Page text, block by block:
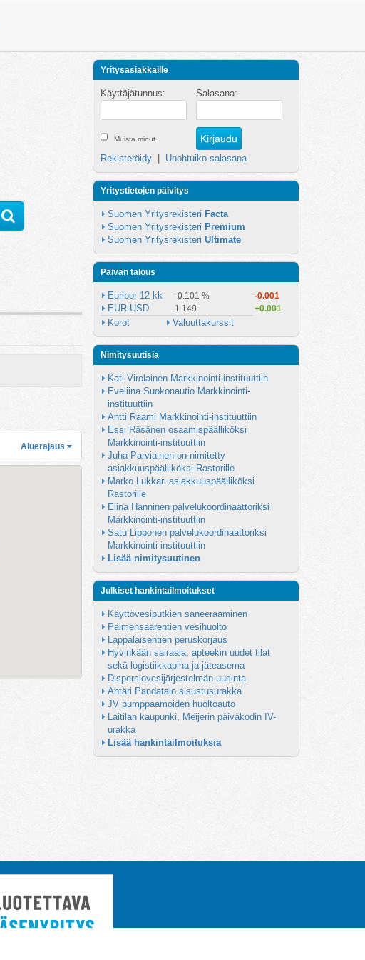
Aluerajaus
Yritysasiakkaille
Käyttäjätunnus: Salasana:
Muista minut
Rekisteröidy Unohtuiko salasana
Yritystietojen päivitys
Suomen Yritysrekisteri Facta
Suomen Yritysrekisteri Premium
Suomen Yritysrekisteri Ultimate
Päivän talous
Euribor 12 kk -0.101 % -0.001
EUR-USD 1.149 +0.001
Korot Valuuttakurssit
Nimitysuutisia
Kati Virolainen Markkinointi-instituuttiin
Eveliina Suokonautio Markkinointi-
instituuttiin
Antti Raami Markkinointi-instituuttiin
Essi Räsänen osaamispäälliköksi
Markkinointi-instituuttiin
Juha Parviainen on nimitetty
asiakkuuspäälliköksi Rastorille
Marko Lukkari asiakkuuspäälliköksi
Rastorille
Elina Hänninen palvelukoordinaattoriksi
Markkinointi-instituuttiin
Satu Lipponen palvelukoordinaattoriksi
Markkinointi-instituuttiin
Lisää nimitysuutinen
Julkiset hankintailmoitukset
Käyttövesiputkien saneeraaminen
Paimensaarentien vesihuolto
Lappalaisentien peruskorjaus
Hyvinkään sairaala, apteekin uudet tilat
sekä logistiikkapiha ja jäteasema
Dispersiovesijärjestelmän uusinta
Ähtäri Pandatalo sisustusurakka
JV pumppaamoiden huoltoauto
Laitilan kaupunki, Meijerin päiväkodin IV-
urakka
Lisää hankintailmoituksia